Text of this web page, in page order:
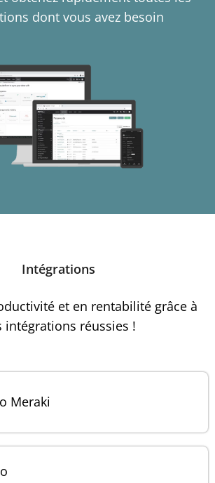
dont vous avez besoin
Intégrations
et en rentabilité grâce à
intégrations réussies !
Meraki